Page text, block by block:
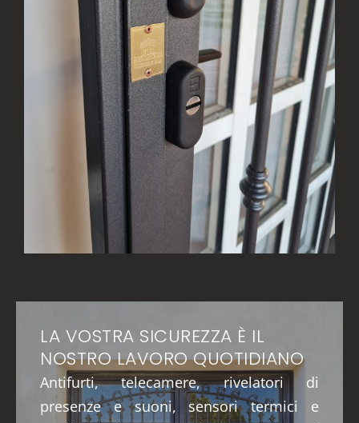
LA VOSTRA SICUREZZA È IL
NOSTRO LAVORO QUOTIDIANO
Antifurti, telecamere, rivelatori di
presenze e suoni, sensori termici e